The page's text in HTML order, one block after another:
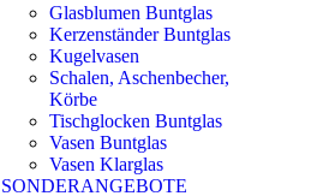
Glasblumen Buntglas
Kerzenständer Buntglas
Kugelvasen
Schalen, Aschenbecher,
Körbe
Tischglocken Buntglas
Vasen Buntglas
Vasen Klarglas
SONDERANGEBOTE